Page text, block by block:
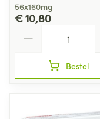
56x160mg
€ 10,80
Bestel